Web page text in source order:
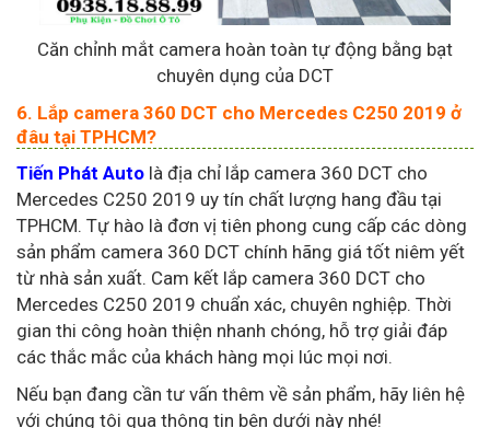
Căn chỉnh mắt camera hoàn toàn tự động bằng bạt
chuyên dụng của DCT
6. Lắp camera 360 DCT cho Mercedes C250 2019 ở
đâu tại TPHCM?
Tiến Phát Auto là địa chỉ lắp camera 360 DCT cho
Mercedes C250 2019 uy tín chất lượng hang đầu tại
TPHCM. Tự hào là đơn vị tiên phong cung cấp các dòng
sản phẩm camera 360 DCT chính hãng giá tốt niêm yết
từ nhà sản xuất. Cam kết lắp camera 360 DCT cho
Mercedes C250 2019 chuẩn xác, chuyên nghiệp. Thời
gian thi công hoàn thiện nhanh chóng, hỗ trợ giải đáp
các thắc mắc của khách hàng mọi lúc mọi nơi.
Nếu bạn đang cần tư vấn thêm về sản phẩm, hãy liên hệ
với chúng tôi qua thông tin bên dưới này nhé!